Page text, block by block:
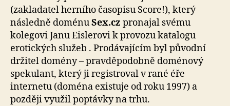
(zakladatel herního časopisu Score!), který
následně doménuSex.cz pronajal svému
kolegovi Janu Eislerovi k provozu katalogu
erotických služeb . Prodávajícím byl původní
držitel domény – pravděpodobně doménový
spekulant, který ji registroval v rané éře
internetu (doména existuje od roku 1997) a
později využil poptávky na trhu.